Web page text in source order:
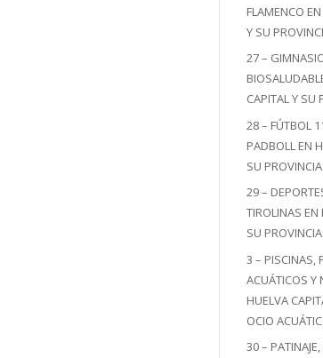
FLAMENCO
Y SU
27 –
CAPITAL Y SU
28 – FÚTBOL
PADBOLL EN
SU PROVINCIA
29 –
TIROLINAS EN
SU PROVINCIA
3 – PISCINAS,
ACUÁTICOS Y
HUELVA
OCIO
30 –